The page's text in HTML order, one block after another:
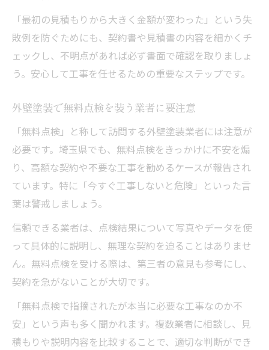
「最初の見積もりから大きく金額が変わった」という失
敗例を防ぐためにも、契約書や見積書の内容を細かくチ
ェックし、不明点があれば必ず書面で確認を取りましょ
う。安心して工事を任せるための重要なステップです。
外壁塗装で無料点検を装う業者に要注意
「無料点検」と称して訪問する外壁塗装業者には注意が
必要です。埼玉県でも、無料点検をきっかけに不安を煽
り、高額な契約や不要な工事を勧めるケースが報告され
ています。特に「今すぐ工事しないと危険」といった言
葉は警戒しましょう。
信頼できる業者は、点検結果について写真やデータを使
って具体的に説明し、無理な契約を迫ることはありませ
ん。無料点検を受ける際は、第三者の意見も参考にし、
契約を急がないことが大切です。
「無料点検で指摘されたが本当に必要な工事なのか不
安」という声も多く聞かれます。複数業者に相談し、見
積もりや説明内容を比較することで、適切な判断ができ